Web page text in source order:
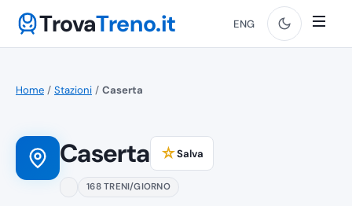
TrovaTreno.it ENG
Home / Stazioni / Caserta
Caserta ☆Salva
168 TRENI/GIORNO